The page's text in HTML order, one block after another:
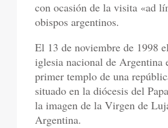
con ocasión de la visita «ad
obispos argentinos.
El 13 de noviembre de 1998
iglesia nacional de Argentina
primer templo de una
situado en la diócesis del
la imagen de la Virgen de
Argentina.